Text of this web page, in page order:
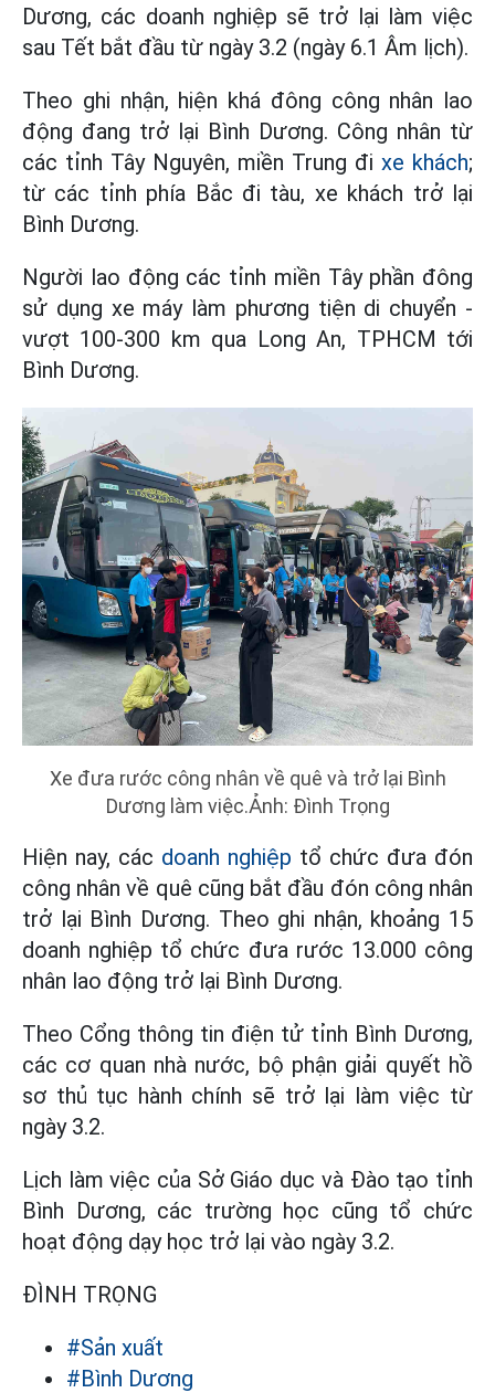
Dương, các doanh nghiệp sẽ trở lại làm việc
sau Tết bắt đầu từ ngày 3.2 (ngày 6.1 Âm lịch).
Theo ghi nhận, hiện khá đông công nhân lao
động đang trở lại Bình Dương. Công nhân từ
các tỉnh Tây Nguyên, miền Trung đi xe khách;
từ các tỉnh phía Bắc đi tàu, xe khách trở lại
Bình Dương.
Người lao động các tỉnh miền Tây phần đông
sử dụng xe máy làm phương tiện di chuyển -
vượt 100-300 km qua Long An, TPHCM tới
Bình Dương.
Xe đưa rước công nhân về quê và trở lại Bình
Dương làm việc.Ảnh: Đình Trọng
Hiện nay, các doanh nghiệp tổ chức đưa đón
công nhân về quê cũng bắt đầu đón công nhân
trở lại Bình Dương. Theo ghi nhận, khoảng 15
doanh nghiệp tổ chức đưa rước 13.000 công
nhân lao động trở lại Bình Dương.
Theo Cổng thông tin điện tử tỉnh Bình Dương,
các cơ quan nhà nước, bộ phận giải quyết hồ
sơ thủ tục hành chính sẽ trở lại làm việc từ
ngày 3.2.
Lịch làm việc của Sở Giáo dục và Đào tạo tỉnh
Bình Dương, các trường học cũng tổ chức
hoạt động dạy học trở lại vào ngày 3.2.
ĐÌNH TRỌNG
#Sản xuất
#Bình Dương